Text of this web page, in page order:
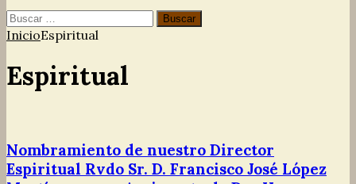
Buscar:
InicioEspiritual
Espiritual
Nombramiento de nuestro Director
Espiritual Rvdo Sr. D. Francisco José López